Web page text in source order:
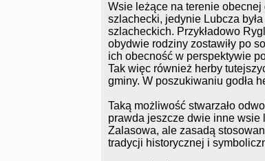
Wsie leżące na terenie obecnej
szlachecki, jedynie Lubcza
szlacheckich. Przykładowo
obydwie rodziny zostawiły po
ich obecność w perspektywie
Tak więc również herby
gminy. W poszukiwaniu godła
Taką możliwość stwarzało
prawda jeszcze dwie inne wsie
Zalasowa, ale zasadą
tradycji historycznej i